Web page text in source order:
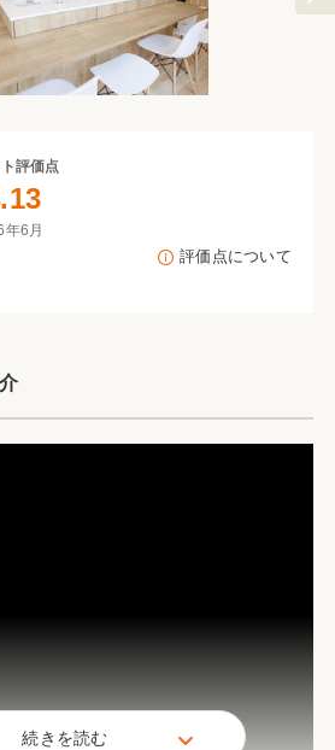
続きを読む
評価点
6月
評価点について